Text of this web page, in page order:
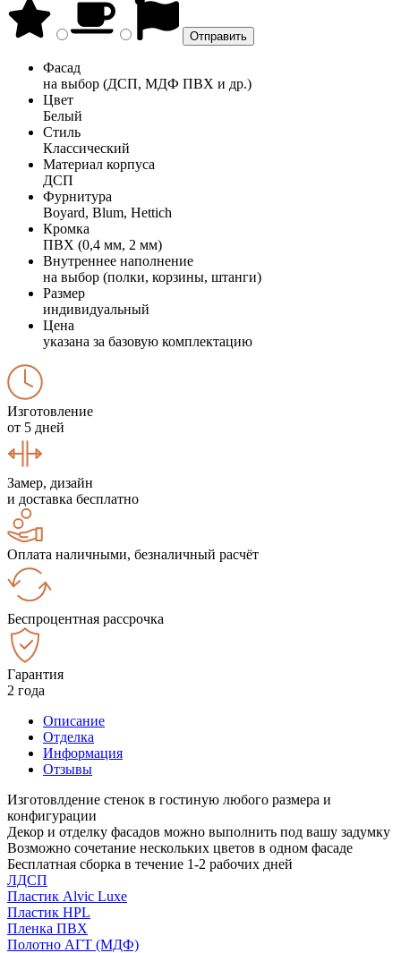
Фасад
на выбор (ДСП, МДФ ПВХ и др.)
Цвет
Белый
Стиль
Классический
Материал корпуса
ДСП
Фурнитура
Boyard, Blum, Hettich
Кромка
ПВХ (0,4 мм, 2 мм)
Внутреннее наполнение
на выбор (полки, корзины, штанги)
Размер
индивидуальный
Цена
указана за базовую комплектацию
Изготовление
от 5 дней
Замер, дизайн
и доставка бесплатно
Оплата наличными, безналичный расчёт
Беспроцентная рассрочка
Гарантия
2 года
Описание
Отделка
Информация
Отзывы
Изготовлдение стенок в гостиную любого размера и
конфигурации
Декор и отделку фасадов можно выполнить под вашу задумку
Возможно сочетание нескольких цветов в одном фасаде
Бесплатная сборка в течение 1-2 рабочих дней
ЛДСП
Пластик Alvic Luxe
Пластик HPL
Пленка ПВХ
Полотно АГТ (МДФ)